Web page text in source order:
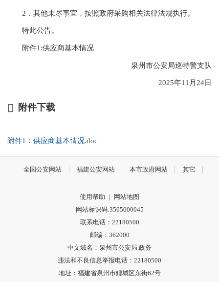
2．其他未尽事宜，按照政府采购相关法律法规执行。
特此公告。
附件1:供应商基本情况
泉州市公安局巡特警支队
2025年11月24日
附件下载
附件1：供应商基本情况.doc
全国公安网站 福建公安网站 本市政府网站 其它
使用帮助 |
网站地图
网站标识码:3505000045
联系电话：22180500
邮编：362000
中文域名：泉州市公安局.政务
违法和不良信息举报电话：22180500
地址：福建省泉州市鲤城区东街62号